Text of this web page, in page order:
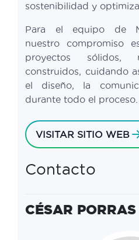
sostenibilidad y
Para el equipo de
nuestro compromiso
proyectos
construidos, cuidando
el diseño, la
durante todo el proceso.
VISITAR SITIO WEB
Contacto
CÉSAR PORRAS